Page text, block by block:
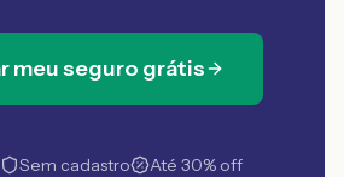
meu seguro grátis
Sem cadastro Até 30% off